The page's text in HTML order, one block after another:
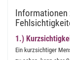
Informationen
1.)
Ein kurzsichtiger